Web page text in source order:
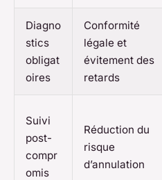
Diagno
stics
obligat
oires
Conformité
légale et
évitement des
retards
Suivi
post-
compr
omis
Réduction du
risque
d’annulation